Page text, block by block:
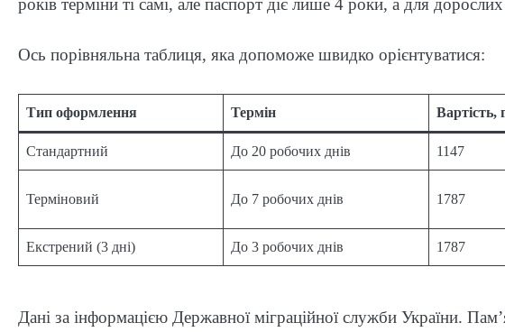
років терміни ті самі, але паспорт діє лише 4 роки, а для
Ось порівняльна таблиця, яка допоможе швидко орієнтуватися:
Тип оформлення Термін Вартість,
Стандартний До 20 робочих днів 1147
Терміновий До 7 робочих днів 1787
Екстрений (3 дні) До 3 робочих днів 1787
Дані за інформацією Державної міграційної служби України.